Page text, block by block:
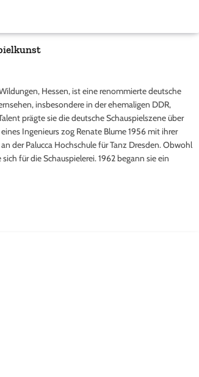
Hessen, ist eine renommierte deutsche
insbesondere in der ehemaligen DDR,
prägte sie die deutsche Schauspielszene über
Ingenieurs zog Renate Blume 1956 mit ihrer
der Palucca Hochschule für Tanz Dresden. Obwohl
für die Schauspielerei. 1962 begann sie ein